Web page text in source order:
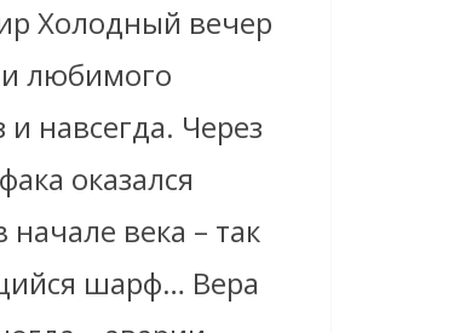
Холодный вечер
любимого
навсегда. Через
оказался
века – так
шарф… Вера